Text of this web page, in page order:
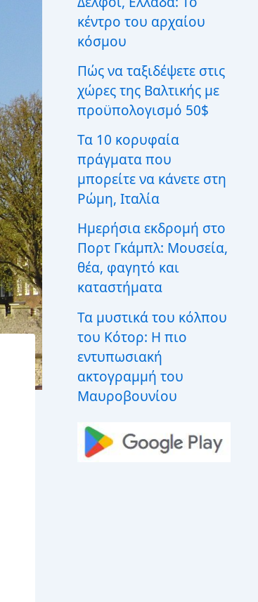
ι
α
κέντρο του αρχαίου
κόσμου
Πώς να ταξιδέψετε στις
χώρες της Βαλτικής με
προϋπολογισμό 50$
Τα 10 κορυφαία
πράγματα που
μπορείτε να κάνετε στη
Ρώμη, Ιταλία
Ημερήσια εκδρομή στο
Πορτ Γκάμπλ: Μουσεία,
θέα, φαγητό και
καταστήματα
Τα μυστικά του κόλπου
του Κότορ: Η πιο
εντυπωσιακή
ακτογραμμή του
Μαυροβουνίου